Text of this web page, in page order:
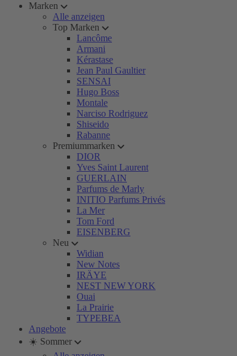
Marken
Alle anzeigen
Top Marken
Lancôme
Armani
Kérastase
Jean Paul Gaultier
SENSAI
Hugo Boss
Montale
Narciso Rodriguez
Shiseido
Rabanne
Premiummarken
DIOR
Yves Saint Laurent
GUERLAIN
Parfums de Marly
INITIO Parfums Privés
La Mer
Tom Ford
EISENBERG
Neu
Widian
New Notes
IRÄYE
NEST NEW YORK
Ouai
La Prairie
TYPEBEA
Angebote
☀️ Sommer